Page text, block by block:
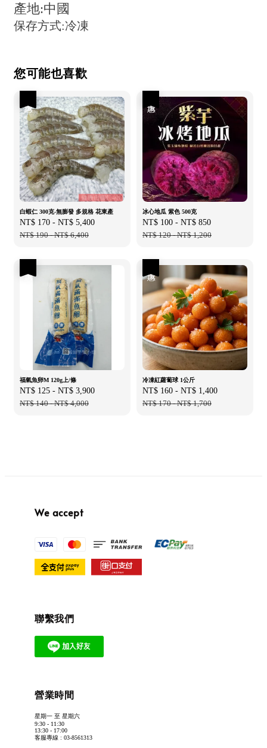
產地:中國
保存方式:冷凍
您可能也喜歡
白蝦仁 300克-無膨發 多規格 花東產
Sale
price
NT$ 170 - NT$ 5,400
NT$ 190-NT$ 6,400
冰心地瓜 紫色 500克
Sale
price
NT$ 100 - NT$ 850
NT$ 120-NT$ 1,200
福氣魚卵M 120g上/條
Sale
price
NT$ 125 - NT$ 3,900
NT$ 140-NT$ 4,000
冷凍紅蘿蔔球 1公斤
Sale
price
NT$ 160 - NT$ 1,400
NT$ 170-NT$ 1,700
We accept
聯繫我們
營業時間
星期一 至 星期六
9:30 - 11:30
13:30 - 17:00
客服專線 : 03-8561313